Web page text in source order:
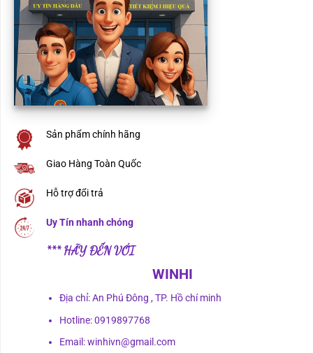
Sản phẩm chính hãng
Giao Hàng Toàn Quốc
Hỗ trợ đổi trả
Uy Tín nhanh chóng
*** HÃY ĐẾN VỚI
WINHI
Địa chỉ: An Phú Đông , TP. Hồ chí minh
Hotline: 0919897768
Email: winhivn@gmail.com